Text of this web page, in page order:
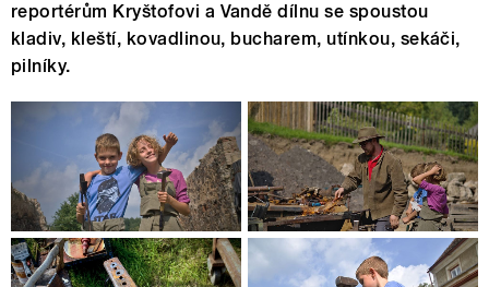
reportérům Kryštofovi a Vandě dílnu se spoustou
kladiv, kleští, kovadlinou, bucharem, utínkou, sekáči,
pilníky.